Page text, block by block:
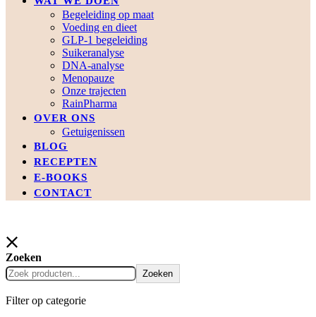
Begeleiding op maat
Voeding en dieet
GLP-1 begeleiding
Suikeranalyse
DNA-analyse
Menopauze
Onze trajecten
RainPharma
OVER ONS
Getuigenissen
BLOG
RECEPTEN
E-BOOKS
CONTACT
Zoeken
Zoeken
Filter op categorie